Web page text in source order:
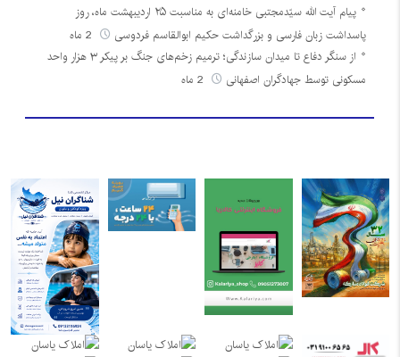
پیام آیت الله سیّدمجتبی خامنه‌ای به مناسبت ۲۵ اردیبهشت ماه، روز
پاسداشت زبان فارسی و بزرگداشت حکیم ابوالقاسم فردوسی
از سنگر دفاع تا میدان سازندگی؛ ترمیم زخم‌های جنگ بر پیکر ۳ هزار واحد
مسکونی توسط جهادگران اصفهانی